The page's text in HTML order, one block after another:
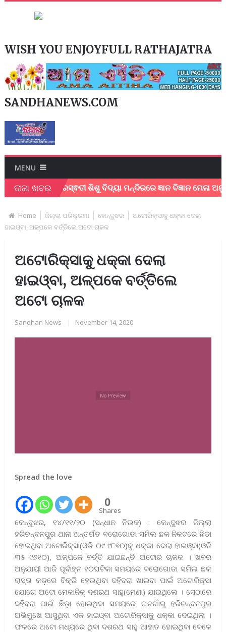
WISH YOU ENJOYFULL RATHAJATRA
SANDHANEWS.COM
MENU
ତାଜା ଖବରସରସ୍ଵତୀ ଶିଶୁ ବିଦ୍ୟା ମନ୍ଦିରରେ ଜ୍ଞାନ ବିଜ୍ଞାନ ମେଳା ଅନୁଷ୍ଠିତ !
Home ଜିଲ୍ଲା ପରିକ୍ରମା କେନ୍ଦୁଝର
ଅଟୋରିକ୍ସାକୁ ଧକ୍କା ଦେଲା
ହାଇଓ୍ବା, ଅଳ୍ପକେ ବର୍ତ୍ତିଲେ ଅଟୋ ଚାଳକ
ଅଟୋରିକ୍ସାକୁ ଧକ୍କା ଦେଲା
ହାଇଓ୍ବା, ଅଳ୍ପକେ ବର୍ତ୍ତିଲେ
ଅଟୋ ଚାଳକ
Sandhan News November 14, 2020
Spread the love
0
Shares
କେନ୍ଦୁଝର, ୧୪/୧୧/୨୦ (ସନ୍ଧାନ ନିଉଜ) : କେନ୍ଦୁଝର ଜିଲ୍ଲା
ହରିଚନ୍ଦନପୁର ଥାନା ଅନ୍ତର୍ଗତ ବରୋଗୋଡା ସମିଲ ଛକ ନିକଟରେ ଛିଡା
ହୋଇଥିବା ଅଟୋରିକ୍ସା(ଓଡି ୦୯ ୯୮୭୦)କୁ ଧକ୍କା ଦେଲା ହାଇଓ୍ବା(ଓଡି
୩୫ ୯୬୧୦), ଅଳ୍ପକେ ବର୍ତ୍ତି ଯାଇଛନ୍ତି ଅଟୋର ଚାଳକ । ଖବର
ଅନୁଯାୟୀ ଆଜି ପୂର୍ବାହ୍ନ ୧୦ଘଟିକା ସମୟରେ ବରୋଗୋଡା ସମିଲ ଛକ
ରାସ୍ତା କଡ଼ରେ ବିକ୍ରି ହେଉଥିବା ଦହିବରା ଖାଇବା ପାଇଁ ଅଟୋରିକ୍ସା
ଯୋଗେ ଅଟୋ ମେକାନିକ୍ ଦଶରଥ ସାହୁ(ମେଣା) ଯାଇଥିଲେ । ସେଠାରେ
ଦହିବରା ପାଇଁ ଛିଡ଼ା ହୋଇଥିବା ସମୟରେ ଘଟଗାଁରୁ ହରିଚନ୍ଦନପୁର
ଅଭିମୁଖେ ଆସୁଥିବା ଏକ ହାଇଓ୍ବା ଅଟୋରିକ୍ସାକୁ ଧକ୍କା ଦେଇଥିଲା ।
ଫଳରେ ଅଟୋ ମଧ୍ୟରେ ଥିବା ଦଶରଥ ସାହୁ ଆହାତ ହୋଇଥିବା ବେଳେ